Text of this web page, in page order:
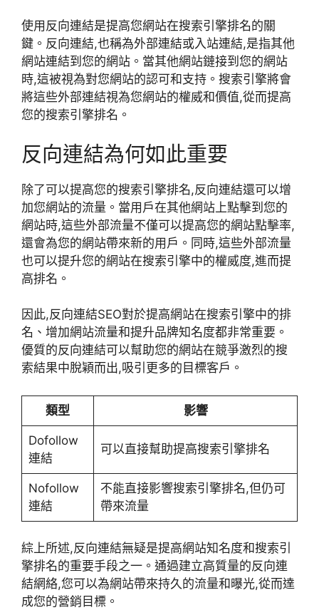
使用反向連結是提高您網站在搜索引擎排名的關
鍵。反向連結,也稱為外部連結或入站連結,是指其他
網站連結到您的網站。當其他網站鏈接到您的網站
時,這被視為對您網站的認可和支持。搜索引擎將會
將這些外部連結視為您網站的權威和價值,從而提高
您的搜索引擎排名。
反向連結為何如此重要
除了可以提高您的搜索引擎排名,反向連結還可以增
加您網站的流量。當用戶在其他網站上點擊到您的
網站時,這些外部流量不僅可以提高您的網站點擊率,
還會為您的網站帶來新的用戶。同時,這些外部流量
也可以提升您的網站在搜索引擎中的權威度,進而提
高排名。
因此,反向連結SEO對於提高網站在搜索引擎中的排
名、增加網站流量和提升品牌知名度都非常重要。
優質的反向連結可以幫助您的網站在競爭激烈的搜
索結果中脫穎而出,吸引更多的目標客戶。
類型 影響
Dofollow
連結
可以直接幫助提高搜索引擎排名
Nofollow
連結
不能直接影響搜索引擎排名,但仍可
帶來流量
綜上所述,反向連結無疑是提高網站知名度和搜索引
擎排名的重要手段之一。通過建立高質量的反向連
結網絡,您可以為網站帶來持久的流量和曝光,從而達
成您的營銷目標。